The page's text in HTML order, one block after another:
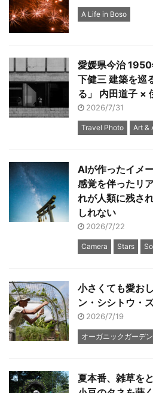
A Life in Boso
愛媛県今治
下健三 建築を巡
る」 内田道子 ×
2026/7/31
Travel Photo Art &
AIが作ったイメ
感覚を伴ったリ
れが人類に残さ
しれない
2026/7/22
Camera Stars
小さくても愛お
ン・シシトウ・
2026/7/19
オーガニックガーデ
夏本番、雑草を